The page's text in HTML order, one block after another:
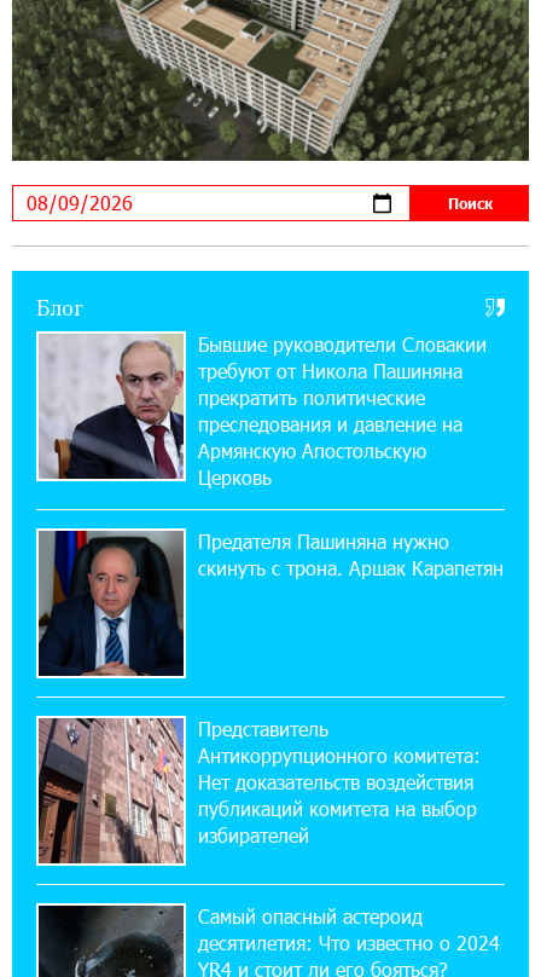
22:41:05 3-08-2026
Idram и IDBank - рядом со стартапами на
Seaside Startup Summit
10:12:55 3-08-2026
В мобильном приложении Юнибанка теперь
можно зарегистрироваться также с помощью
«Бесплатные бонусы в играх»: IDBank
предупреждает о кибератаках на школьников
11:21:15 31-07-2026
ЕАЭС со временем будет расширяться. Когда-
нибудь это поймёт и рядовой армянин, но
11:03:52 31-07-2026
Если Израиль использует тему Геноцида
армян против Эрдогана, то что для него
значит сам Геноцид?
17:16:14 30-07-2026
ВТБ (Армения): вклад «Стабильный» — до
10% годовых и оформление в мобильном
приложении
17:03:49 30-07-2026
Платформа Rate.Trading на Seaside Startup
Блог
Бывшие руководители Словакии
требуют от Никола Пашиняна
прекратить политические
преследования и давление на
Армянскую Апостольскую
Церковь
Предателя Пашиняна нужно
скинуть с трона. Аршак Карапетян
Представитель
Антикоррупционного комитета:
Нет доказательств воздействия
публикаций комитета на выбор
избирателей
Самый опасный астероид
десятилетия: Что известно о 2024
YR4 и стоит ли его бояться?